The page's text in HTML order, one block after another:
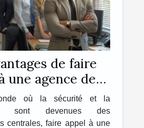
de faire
une agence de
privé agréée
enquêtes légales
où la sécurité et la
sont devenues des
centrales, faire appel à une